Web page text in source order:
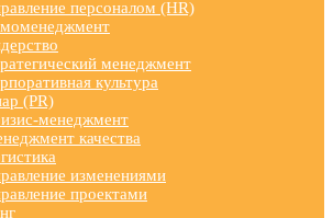
персоналом (HR)
менеджмент
культура
(PR)
менеджмент
качества
изменениями
проектами